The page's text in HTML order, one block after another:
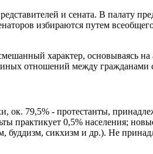
и сената. В палату
избираются путем
характер, основываясь на
иных отношений между гражданами
ок. 79,5% - протестанты,
практикует 0,5% населения;
буддизм, сикхизм и др.). Не